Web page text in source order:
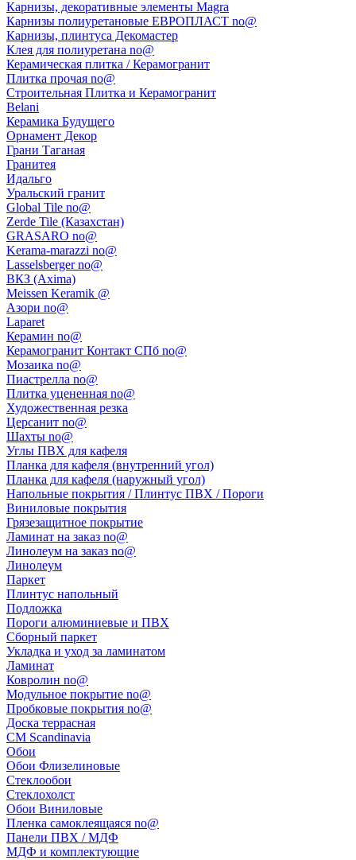
Карнизы, декоративные элементы Magra
Карнизы полиуретановые ЕВРОПЛАСТ no@
Карнизы, плинтуса Декомастер
Клея для полиуретана no@
Керамическая плитка / Керамогранит
Плитка прочая no@
Строительная Плитка и Керамогранит
Belani
Керамика Будущего
Орнамент Декор
Грани Таганая
Гранитея
Идальго
Уральский гранит
Global Tile no@
Zerde Tile (Казахстан)
GRASARO no@
Kerama-marazzi no@
Lasselsberger no@
ВКЗ (Axima)
Meissen Keramik @
Азори no@
Laparet
Керамин no@
Керамогранит Контакт СПб no@
Мозаика no@
Пиастрелла no@
Плитка уцененная no@
Художественная резка
Церсанит no@
Шахты no@
Углы ПВХ для кафеля
Планка для кафеля (внутренний угол)
Планка для кафеля (наружный угол)
Напольные покрытия / Плинтус ПВХ / Пороги
Виниловые покрытия
Грязезащитное покрытие
Ламинат на заказ no@
Линолеум на заказ no@
Линолеум
Паркет
Плинтус напольный
Подложка
Пороги алюминиевые и ПВХ
Сборный паркет
Укладка и уход за ламинатом
Ламинат
Ковролин no@
Модульное покрытие no@
Пробковые покрытия no@
Доска террасная
CM Scandinavia
Обои
Обои Флизелиновые
Стеклообои
Стеклохолст
Обои Виниловые
Пленка самоклеящаяся no@
Панели ПВХ / МДФ
МДФ и комплектующие